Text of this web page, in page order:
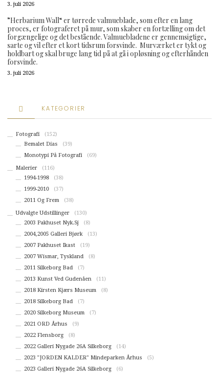
3. juli 2026
”Herbarium Wall“ er tørrede valmueblade, som efter en lang
proces, er fotograferet på mur, som skaber en fortælling om det
forgængelige og det bestående. Valmuebladene er gennemsigtige,
sarte og vil efter et kort tidsrum forsvinde. Murværket er tykt og
holdbart og skal bruge lang tid på at gå i opløsning og efterhånden
forsvinde.
3. juli 2026
KATEGORIER
Fotografi
(152)
Bemalet Dias
(39)
Monotypi På Fotografi
(69)
Malerier
(116)
1994-1998
(38)
1999-2010
(37)
2011 Og Frem
(38)
Udvalgte Udstillinger
(130)
2003 Pakhuset Nyk.Sj
(8)
2004,2005 Galleri Bjørk
(13)
2007 Pakhuset Ikast
(19)
2007 Wismar, Tyskland
(8)
2011 Silkeborg Bad
(7)
2013 Kunst Ved Gudenåen
(11)
2018 Kirsten Kjærs Museum
(8)
2018 Silkeborg Bad
(7)
2020 Silkeborg Museum
(7)
2021 ORD Århus
(9)
2022 Flensborg
(8)
2022 Galleri Nygade 26A Silkeborg
(14)
2023 "JORDEN KALDER" Mindeparken Århus
(5)
2023 Galleri Nygade 26A Silkeborg
(6)